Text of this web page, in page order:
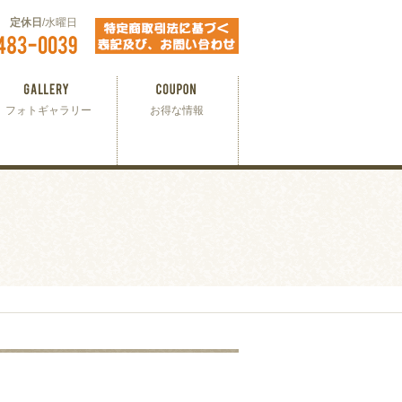
定休日 /水曜日
フォトギャラリー お得な情報